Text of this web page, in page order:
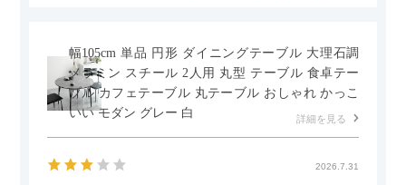
幅105cm 単品 円形 ダイニングテーブル 大理石調
メラミン スチール 2人用 丸型 テーブル 食卓テー
ブル カフェテーブル 丸テーブル おしゃれ かっこ
いい モダン グレー 白
詳細を見る
2026.7.31